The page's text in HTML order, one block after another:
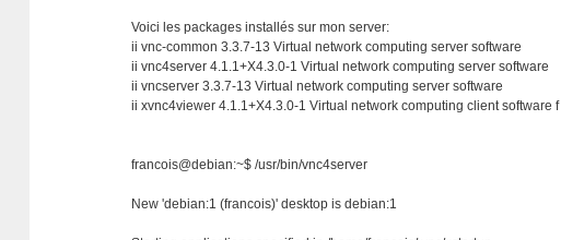
Voici les packages installés sur mon server:
ii vnc-common 3.3.7-13 Virtual network computing server software
ii vnc4server 4.1.1+X4.3.0-1 Virtual network computing server software
ii vncserver 3.3.7-13 Virtual network computing server software
ii xvnc4viewer 4.1.1+X4.3.0-1 Virtual network computing client software f
francois@debian:~$ /usr/bin/vnc4server
New 'debian:1 (francois)' desktop is debian:1